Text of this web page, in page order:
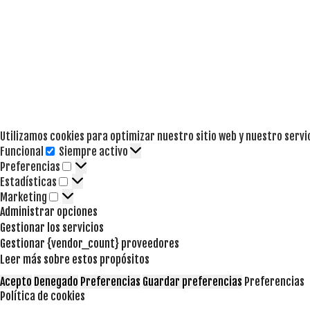
Utilizamos cookies para optimizar nuestro sitio web y nuestro
Funcional
Funcional
Siempre activo
Preferencias
Preferencias
Estadísticas Estadísticas
Marketing Marketing
Administrar opciones
Gestionar los servicios
Gestionar {vendor_count} proveedores
Leer más sobre estos propósitos
Acepto Denegado Preferencias Guardar preferencias Preferencias
Política de cookies